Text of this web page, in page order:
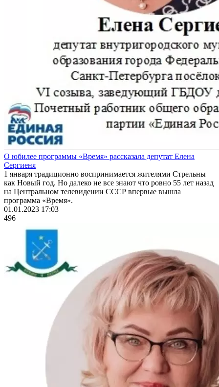
О юбилее программы «Время» рассказала депутат Елена
Сергиеня
1 января традиционно воспринимается жителями Стрельны
как Новый год. Но далеко не все знают что ровно 55 лет назад
на Центральном телевидении СССР впервые вышла
программа «Время».
01.01.2023 17:03
496